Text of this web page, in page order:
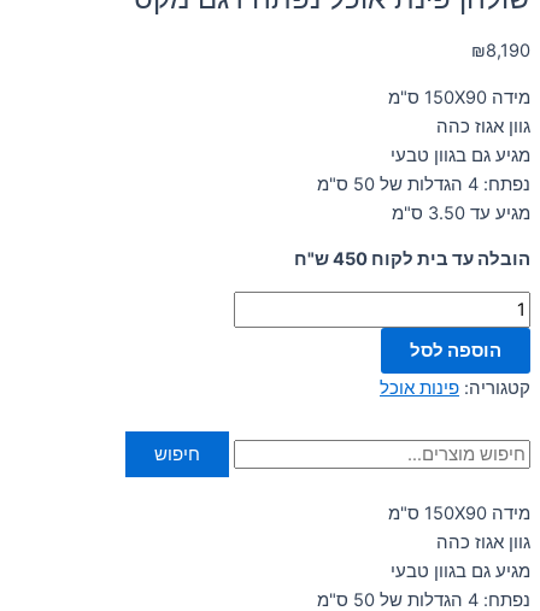
₪8,190
מידה 150X90 ס"מ
גוון אגוז כהה
מגיע גם בגוון טבעי
נפתח: 4 הגדלות של 50 ס"מ
מגיע עד 3.50 ס"מ
הובלה עד בית לקוח 450 ש"ח
הוספה לסל
קטגוריה: פינות אוכל
חיפוש
מידה 150X90 ס"מ
גוון אגוז כהה
מגיע גם בגוון טבעי
נפתח: 4 הגדלות של 50 ס"מ